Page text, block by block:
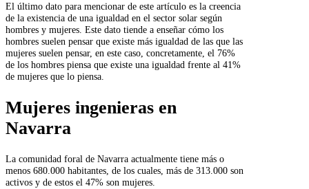
El último dato para mencionar de este artículo es la creencia
de la existencia de una igualdad en el sector solar según
hombres y mujeres. Este dato tiende a enseñar cómo los
hombres suelen pensar que existe más igualdad de las que las
mujeres suelen pensar, en este caso, concretamente, el 76%
de los hombres piensa que existe una igualdad frente al 41%
de mujeres que lo piensa.
Mujeres ingenieras en
Navarra
La comunidad foral de Navarra actualmente tiene más o
menos 680.000 habitantes, de los cuales, más de 313.000 son
activos y de estos el 47% son mujeres.